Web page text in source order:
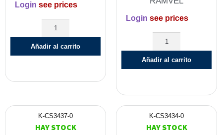
Login see prices
Añadir al carrito
Login see prices
Añadir al carrito
K-CS3437-0
HAY STOCK
K-CS3434-0
HAY STOCK